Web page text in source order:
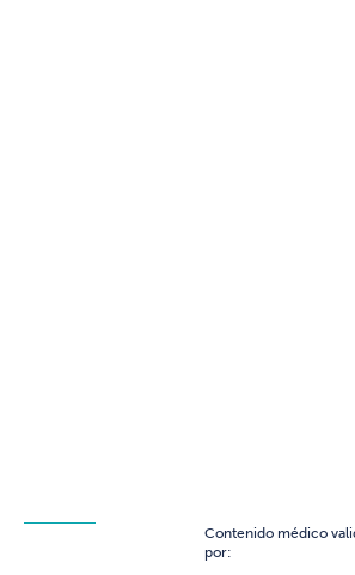
Contenido médico
por: